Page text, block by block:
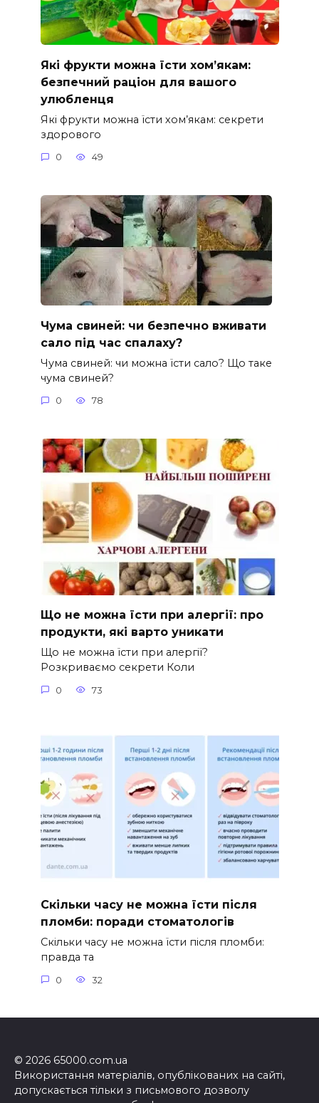
Які фрукти можна їсти хом’якам:
безпечний раціон для вашого
улюбленця
Які фрукти можна їсти хом’якам: секрети
здорового
0 49
Чума свиней: чи безпечно вживати
сало під час спалаху?
Чума свиней: чи можна їсти сало? Що таке
чума свиней?
0 78
Що не можна їсти при алергії: про
продукти, які варто уникати
Що не можна їсти при алергії?
Розкриваємо секрети Коли
0 73
Скільки часу не можна їсти після
пломби: поради стоматологів
Скільки часу не можна їсти після пломби:
правда та
0 32
© 2026 65000.com.ua
Використання матеріалів, опублікованих на сайті,
допускається тільки з письмового дозволу